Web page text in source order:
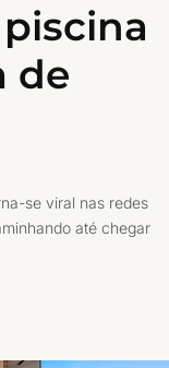
de
se viral nas redes
até chegar